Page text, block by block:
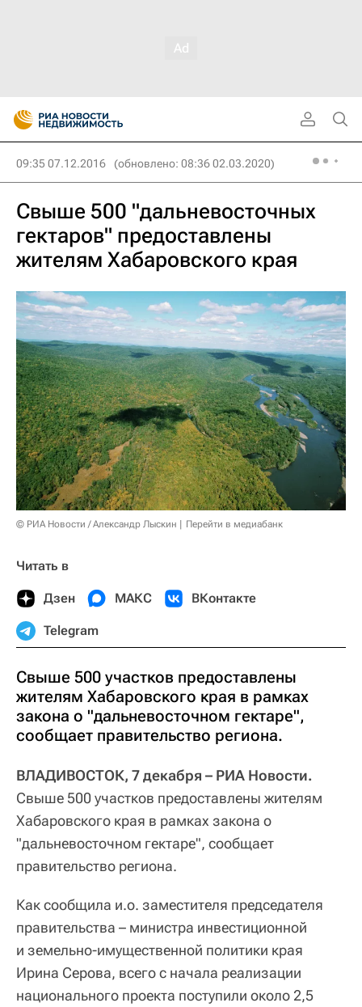
09:35 07.12.2016 (обновлено: 08:36 02.03.2020)
Свыше 500 "дальневосточных
гектаров" предоставлены
жителям Хабаровского края
© РИА Новости / Александр Лыскин Перейти в медиабанк
Читать в
Дзен МАКС ВКонтакте
Telegram
Свыше 500 участков предоставлены
жителям Хабаровского края в рамках
закона о "дальневосточном гектаре",
сообщает правительство региона.
ВЛАДИВОСТОК, 7 декабря – РИА Новости.
Свыше 500 участков предоставлены жителям
Хабаровского края в рамках закона о
"дальневосточном гектаре", сообщает
правительство региона.
Как сообщила и.о. заместителя председателя
правительства – министра инвестиционной
и земельно-имущественной политики края
Ирина Серова, всего с начала реализации
национального проекта поступили около 2,5